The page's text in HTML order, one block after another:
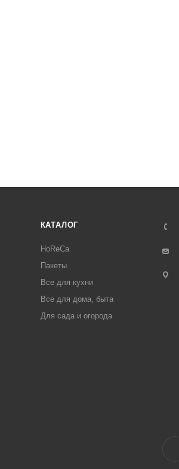
КАТАЛОГ
HoReCa
Пакеты
Все для кухни
Все для дома, быта
Для сада и огорода